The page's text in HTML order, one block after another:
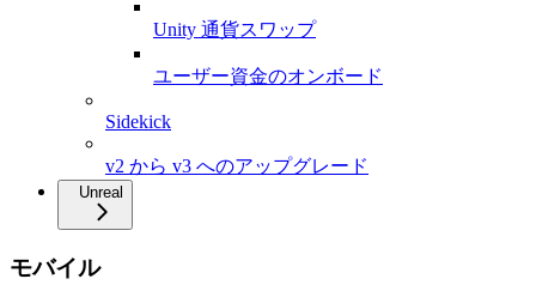
Unity 通貨スワップ
ユーザー資金のオンボード
Sidekick
v2 から v3 へのアップグレード
Unreal
モバイル